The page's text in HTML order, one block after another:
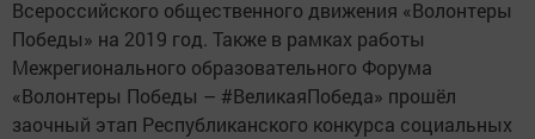
Всероссийского общественного движения «Волонтеры
Победы» на 2019 год. Также в рамках работы
Межрегионального образовательного Форума
«Волонтеры Победы – #ВеликаяПобеда» прошёл
заочный этап Республиканского конкурса социальных